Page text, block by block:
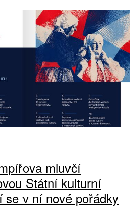
mluvčí
Státní kulturní
se v ní nové pořádky